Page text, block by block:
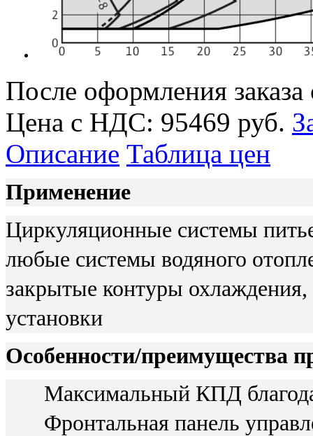
После оформления
Цена с НДС: 95469 руб.
Описание Таблица цен
Применение
Циркуляционные системы
любые системы водяного
закрытые контуры
установки
Особенности/преимущества
Максимальный КПД
Фронтальная панель